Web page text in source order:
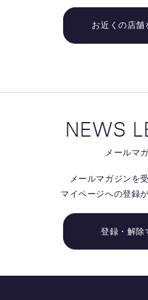
お近くの店舗
NEWS
メールマ
メールマガジンを
マイページへの登録
登録・解除